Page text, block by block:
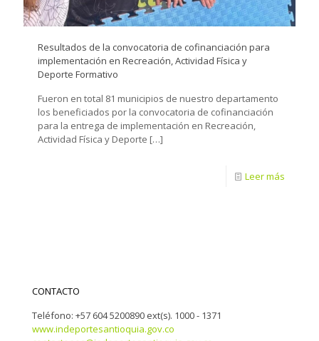
Resultados de la convocatoria de cofinanciación para
implementación en Recreación, Actividad Física y
Deporte Formativo
Fueron en total 81 municipios de nuestro departamento
los beneficiados por la convocatoria de cofinanciación
para la entrega de implementación en Recreación,
Actividad Física y Deporte […]
Leer más
CONTACTO
Teléfono: +57 604 5200890 ext(s). 1000 - 1371
www.indeportesantioquia.gov.co